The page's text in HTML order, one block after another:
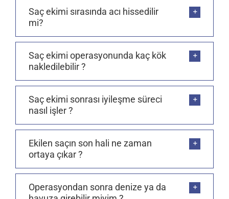
Saç ekimi sırasında acı hissedilir
mi?
Saç ekimi operasyonunda kaç kök
nakledilebilir ?
Saç ekimi sonrası iyileşme süreci
nasıl işler ?
Ekilen saçın son hali ne zaman
ortaya çıkar ?
Operasyondan sonra denize ya da